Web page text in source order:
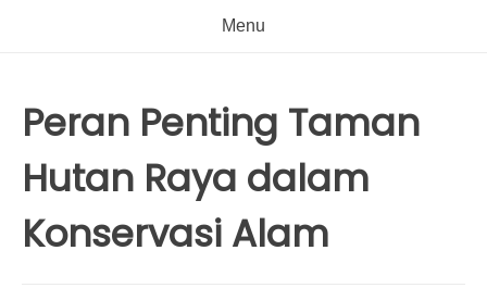
Menu
Peran Penting Taman
Hutan Raya dalam
Konservasi Alam